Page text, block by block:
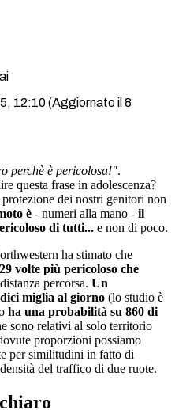
12:10(Aggiornato il 8
perchè è pericolosa!".
questa frase in adolescenza?
dei nostri genitori non
è - numeri alla mano - il
di tutti... e non di poco.
ha stimato che
volte più pericoloso che
percorsa. Un
miglia al giorno (lo studio è
ha una probabilità su 860 di
sono relativi al solo territorio
proporzioni possiamo
per similitudini in fatto di
del traffico di due ruote.